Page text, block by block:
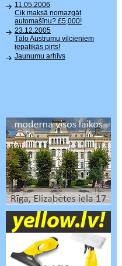
11.05.2006
Cik maksā nomazgāt
automašīnu? £5,000!
23.12.2005
Tālo Austrumu vilcieniem
iepatikās pirts!
Jaunumu arhīvs